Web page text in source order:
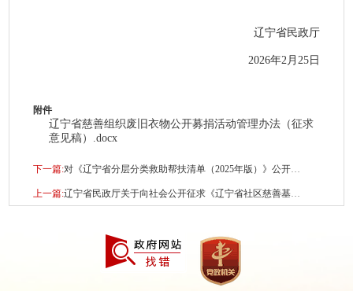
辽宁省民政厅
2026年2月 25日
附件
辽宁省慈善组织废旧衣物公开募捐活动管理办法（征求
意见稿）.docx
下一篇:对《辽宁省分层分类救助帮扶清单（2025年版）》公开征求意见
上一篇:辽宁省民政厅关于向社会公开征求《辽宁省社区慈善基金设立 运行指引（试行）（征求意见稿）》意见的公告